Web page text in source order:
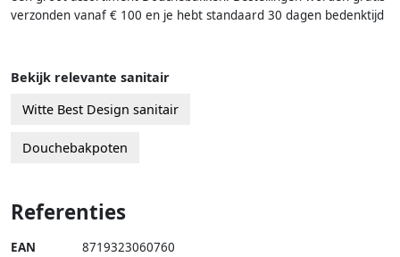
verzonden vanaf € 100 en je hebt standaard 30 dagen bedenktijd
Bekijk relevante sanitair
Witte Best Design sanitair
Douchebakpoten
Referenties
EAN 8719323060760